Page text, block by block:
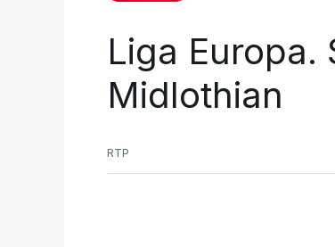
Liga
Midlothian
RTP